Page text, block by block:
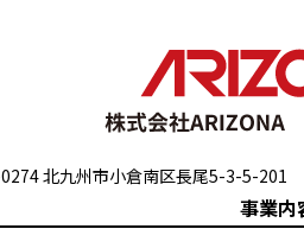
北九州市小倉南区長尾5-3-5-
事業内